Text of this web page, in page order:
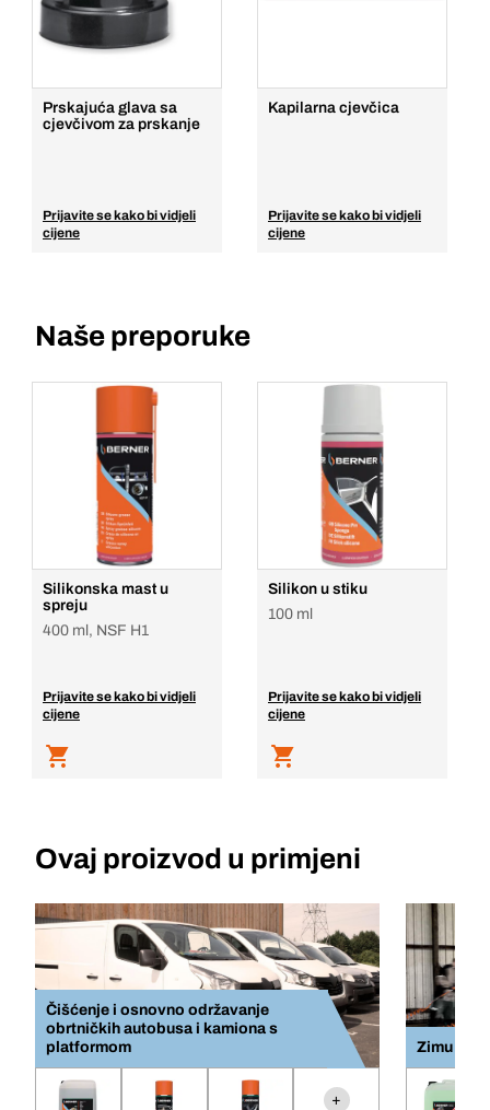
Prskajuća glava sa
cjevčivom za prskanje
Prijavite se kako bi vidjeli
cijene
Kapilarna cjevčica
Prijavite se kako bi vidjeli
cijene
Naše preporuke
Silikonska mast u
spreju
400 ml, NSF H1
Prijavite se kako bi vidjeli
cijene
Silikon u stiku
100 ml
Prijavite se kako bi vidjeli
cijene
Ovaj proizvod u primjeni
Čišćenje i osnovno održavanje
obrtničkih autobusa i kamiona s
platformom
+
Zimu